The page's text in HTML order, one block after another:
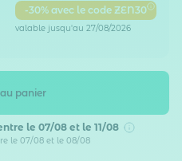
-30% avec le code ZEN30
valable jusqu'au 27/08/2026
panier
le 07/08 et le 11/08
le 07/08 et le 08/08